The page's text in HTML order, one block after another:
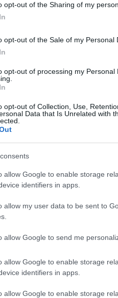
opt-out of the Sharing of my
opt-out of the Sale of my Personal
opt-out of processing my Personal
opt-out of Collection, Use,
Data that Is Unrelated with
allow Google to enable storage
identifiers in apps.
allow my user data to be sent to
allow Google to send me
allow Google to enable storage
identifiers in apps.
allow Google to enable storage
σχολείων -Λινού:
σχολείων: Πόσοι
για σχολεία: